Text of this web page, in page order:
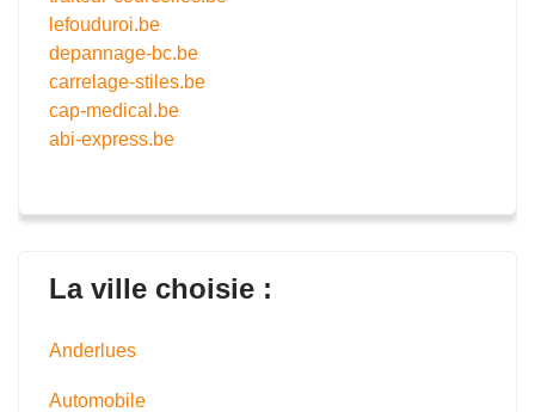
lefouduroi.be
depannage-bc.be
carrelage-stiles.be
cap-medical.be
abi-express.be
La ville choisie :
Anderlues
Automobile